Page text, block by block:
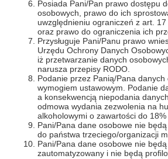
Posiada Pani/Pan prawo dostępu
osobowych, prawo do ich
uwzględnieniu ograniczeń z art.
oraz prawo do ograniczenia ich
Przysługuje Pani/Panu prawo
Urzędu Ochrony Danych
iż przetwarzanie danych
narusza przepisy RODO.
Podanie przez Panią/Pana danych
wymogiem ustawowym. Podanie
a konsekwencją niepodania
odmowa wydania zezwolenia na
alkoholowymi o zawartości do
Pani/Pana dane osobowe nie
do państwa trzeciego/organizacji
Pani/Pana dane osobowe nie
zautomatyzowany i nie będą